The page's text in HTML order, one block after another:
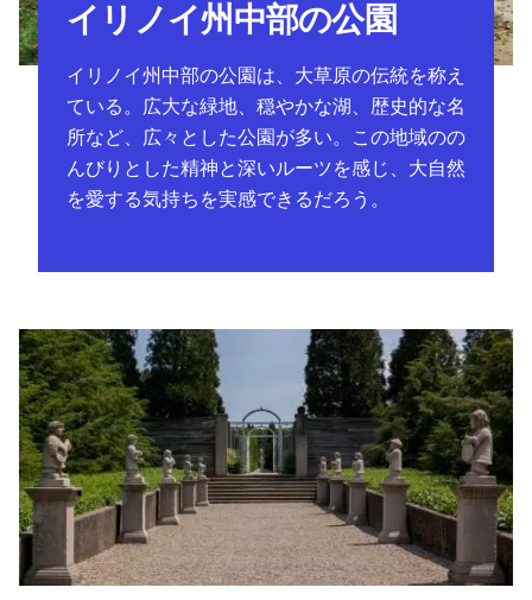
イリノイ州中部の公園
イリノイ州中部の公園は、大草原の伝統を称え
ている。広大な緑地、穏やかな湖、歴史的な名
所など、広々とした公園が多い。この地域のの
んびりとした精神と深いルーツを感じ、大自然
を愛する気持ちを実感できるだろう。